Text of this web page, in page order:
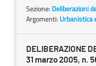
Sezione: Deliberazioni
Argomenti: Urbanistica
DELIBERAZIONE
31 marzo 2005, n.